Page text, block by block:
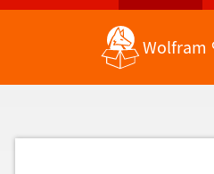
Wolfram